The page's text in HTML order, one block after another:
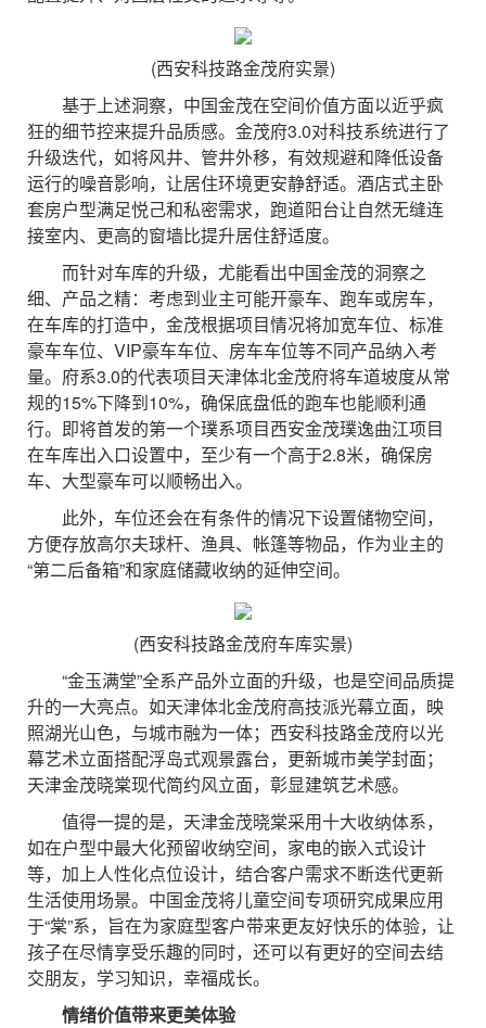
(西安科技路金茂府实景)
基于上述洞察，中国金茂在空间价值方面以近乎疯
狂的细节控来提升品质感。金茂府3.0对科技系统进行了
升级迭代，如将风井、管井外移，有效规避和降低设备
运行的噪音影响，让居住环境更安静舒适。酒店式主卧
套房户型满足悦己和私密需求，跑道阳台让自然无缝连
接室内、更高的窗墙比提升居住舒适度。
而针对车库的升级，尤能看出中国金茂的洞察之
细、产品之精：考虑到业主可能开豪车、跑车或房车，
在车库的打造中，金茂根据项目情况将加宽车位、标准
豪车车位、VIP豪车车位、房车车位等不同产品纳入考
量。府系3.0的代表项目天津体北金茂府将车道坡度从常
规的15%下降到10%，确保底盘低的跑车也能顺利通
行。即将首发的第一个璞系项目西安金茂璞逸曲江项目
在车库出入口设置中，至少有一个高于2.8米，确保房
车、大型豪车可以顺畅出入。
此外，车位还会在有条件的情况下设置储物空间，
方便存放高尔夫球杆、渔具、帐篷等物品，作为业主的
“第二后备箱”和家庭储藏收纳的延伸空间。
(西安科技路金茂府车库实景)
“金玉满堂”全系产品外立面的升级，也是空间品质提
升的一大亮点。如天津体北金茂府高技派光幕立面，映
照湖光山色，与城市融为一体；西安科技路金茂府以光
幕艺术立面搭配浮岛式观景露台，更新城市美学封面；
天津金茂晓棠现代简约风立面，彰显建筑艺术感。
值得一提的是，天津金茂晓棠采用十大收纳体系，
如在户型中最大化预留收纳空间，家电的嵌入式设计
等，加上人性化点位设计，结合客户需求不断迭代更新
生活使用场景。中国金茂将儿童空间专项研究成果应用
于“棠”系，旨在为家庭型客户带来更友好快乐的体验，让
孩子在尽情享受乐趣的同时，还可以有更好的空间去结
交朋友，学习知识，幸福成长。
情绪价值带来更美体验